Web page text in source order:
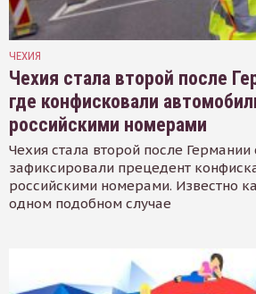
ЧЕХИЯ
Чехия стала второй после
где конфисковали
российскими номерами
Чехия стала второй после Германии
зафиксировали прецедент
российскими номерами. Известно
одном подобном случае